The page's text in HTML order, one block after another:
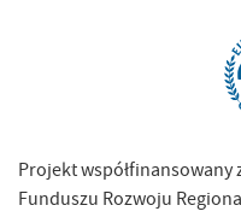
Projekt
Funduszu Rozwoju